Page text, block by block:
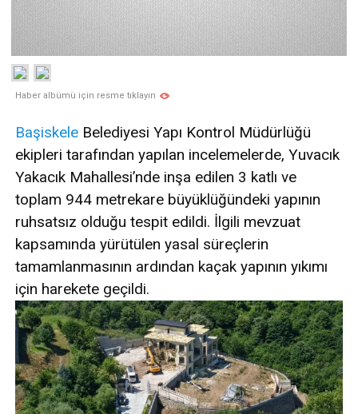
Haber albümü için resme tıklayın
Başiskele Belediyesi Yapı Kontrol Müdürlüğü
ekipleri tarafından yapılan incelemelerde, Yuvacık
Yakacık Mahallesi’nde inşa edilen 3 katlı ve
toplam 944 metrekare büyüklüğündeki yapının
ruhsatsız olduğu tespit edildi. İlgili mevzuat
kapsamında yürütülen yasal süreçlerin
tamamlanmasının ardından kaçak yapının yıkımı
için harekete geçildi.